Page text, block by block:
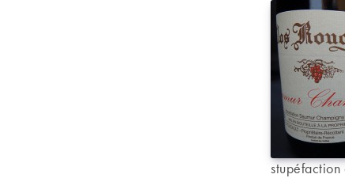
stupéfaction